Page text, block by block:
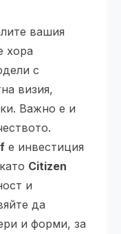
вашия
хора
с
визия,
Важно е и
е инвестиция
Citizen
и
да
и форми, за